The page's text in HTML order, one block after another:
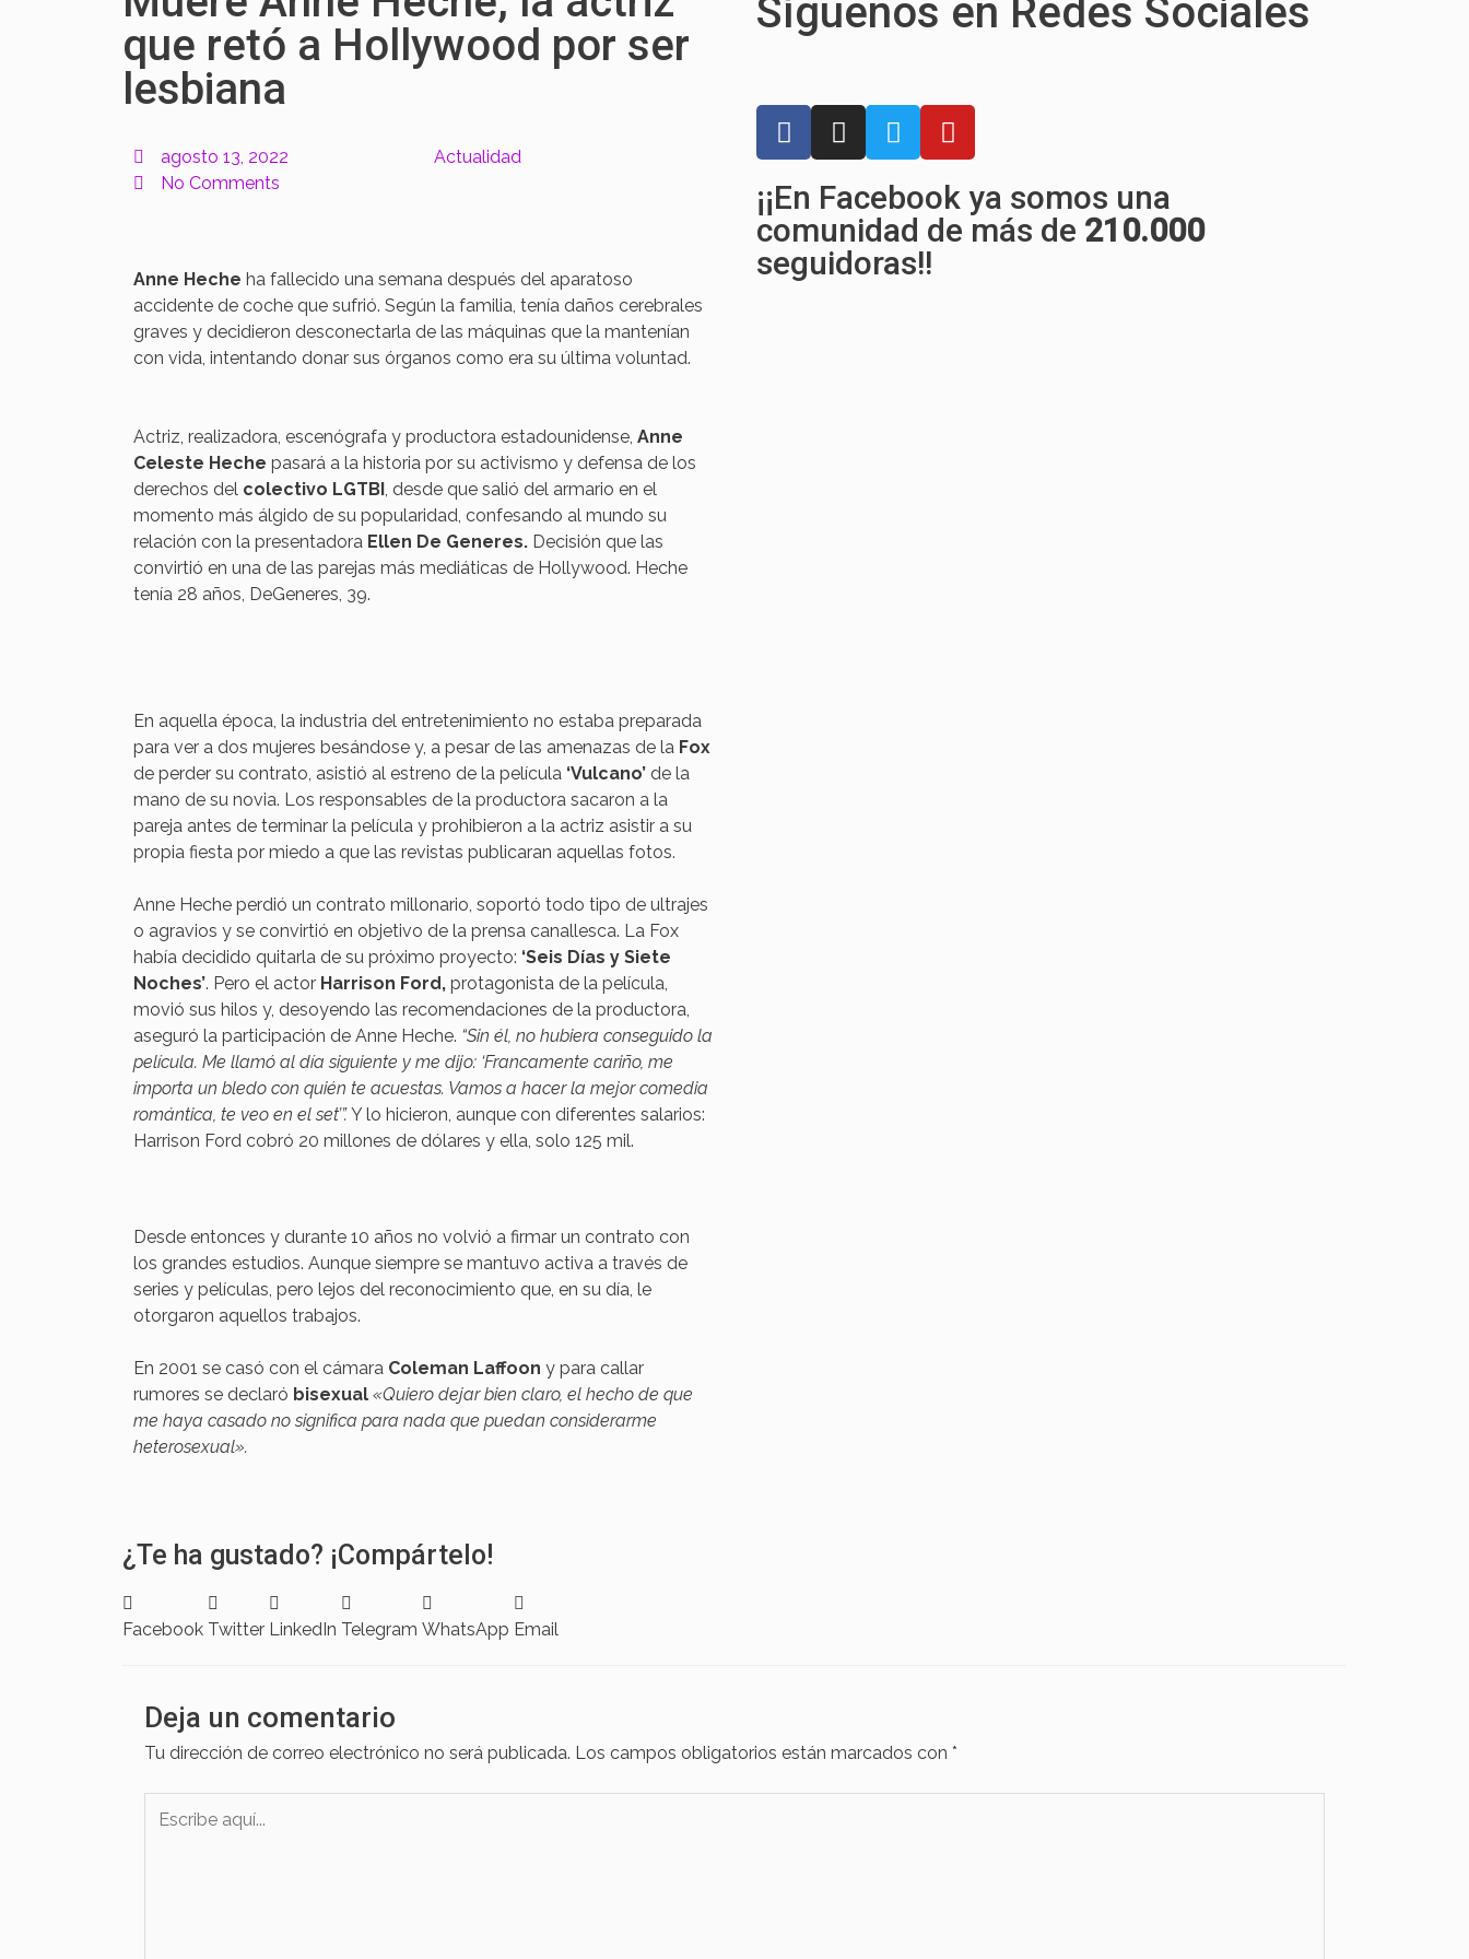
que retó a Hollywood por ser
lesbiana
agosto 13, 2022
No Comments
Actualidad
Anne Heche ha fallecido una semana después del aparatoso
accidente de coche que sufrió. Según la familia, tenía daños cerebrales
graves y decidieron desconectarla de las máquinas que la mantenían
con vida, intentando donar sus órganos como era su última voluntad.
Actriz, realizadora, escenógrafa y productora estadounidense, Anne
Celeste Heche pasará a la historia por su activismo y defensa de los
derechos del colectivo LGTBI, desde que salió del armario en el
momento más álgido de su popularidad, confesando al mundo su
relación con la presentadora Ellen De Generes. Decisión que las
convirtió en una de las parejas más mediáticas de Hollywood. Heche
tenía 28 años, DeGeneres, 39.
En aquella época, la industria del entretenimiento no estaba preparada
para ver a dos mujeres besándose y, a pesar de las amenazas de la Fox
de perder su contrato, asistió al estreno de la película ‘Vulcano’ de la
mano de su novia. Los responsables de la productora sacaron a la
pareja antes de terminar la película y prohibieron a la actriz asistir a su
propia fiesta por miedo a que las revistas publicaran aquellas fotos.
Anne Heche perdió un contrato millonario, soportó todo tipo de ultrajes
o agravios y se convirtió en objetivo de la prensa canallesca. La Fox
había decidido quitarla de su próximo proyecto: ‘Seis Días y Siete
Noches’. Pero el actor Harrison Ford, protagonista de la película,
movió sus hilos y, desoyendo las recomendaciones de la productora,
aseguró la participación de Anne Heche. “Sin él, no hubiera conseguido la
película. Me llamó al día siguiente y me dijo: ‘Francamente cariño, me
importa un bledo con quién te acuestas. Vamos a hacer la mejor comedia
romántica, te veo en el set’”.Y lo hicieron, aunque con diferentes salarios:
Harrison Ford cobró 20 millones de dólares y ella, solo 125 mil.
Desde entonces y durante 10 años no volvió a firmar un contrato con
los grandes estudios. Aunque siempre se mantuvo activa a través de
series y películas, pero lejos del reconocimiento que, en su día, le
otorgaron aquellos trabajos.
En 2001 se casó con el cámara Coleman Laffoon y para callar
rumores se declaró bisexual «Quiero dejar bien claro, el hecho de que
me haya casado no significa para nada que puedan considerarme
heterosexual».
Síguenos en Redes Sociales
F
a
e
b
o
o
I
n
t
a
g
r
T
w
t
t
e
r
Y
o
t
u
¡¡En Facebook ya somos una
comunidad de más de 210.000
seguidoras!!
¿Te ha gustado? ¡Compártelo!
Facebook Twitter LinkedIn Telegram WhatsApp Email
Deja un comentario
Tu dirección de correo electrónico no será publicada. Los campos obligatorios están marcados con *
aquí...